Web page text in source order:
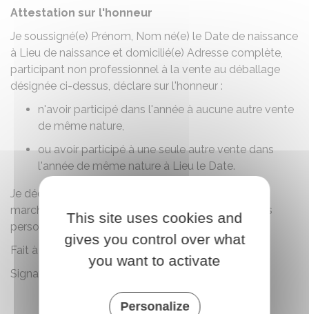
Attestation sur l'honneur
Je soussigné(e) Prénom, Nom né(e) le Date de naissance
à Lieu de naissance et domicilié(e) Adresse complète,
participant non professionnel à la vente au déballage
désignée ci-dessus, déclare sur l'honneur :
n'avoir participé dans l'année à aucune autre vente
de même nature,
ou avoir participé à une seule autre vente dans
l'année de même nature à Lieu le Date.
Je déclare également sur l'honneur que les
marchandises proposées à la vente sont des objets
personnels et usagés.
Fait à
, le
.
Signature
This site uses cookies and
gives you control over what
you want to activate
Personalize